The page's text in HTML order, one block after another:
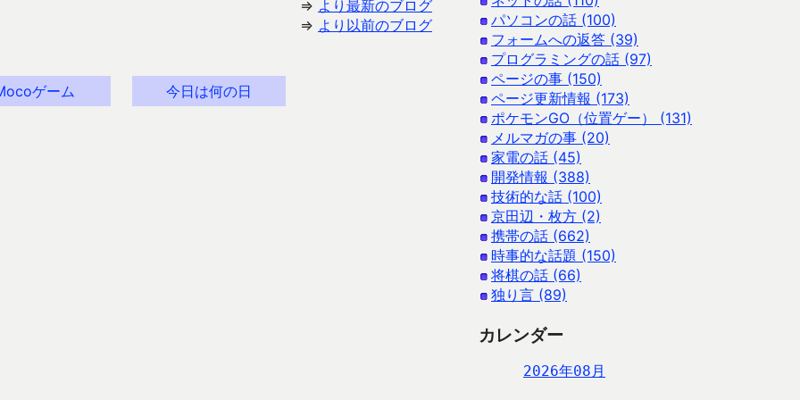
⇒ より最新のブログ
⇒ より以前のブログ
ゲーム 今日は何の日
パソコンの話 (100)
フォームへの返答 (39)
プログラミングの話 (97)
ページの事 (150)
ページ更新情報 (173)
ポケモンGO（位置ゲー） (131)
メルマガの事 (20)
家電の話 (45)
開発情報 (388)
技術的な話 (100)
京田辺・枚方 (2)
携帯の話 (662)
時事的な話題 (150)
将棋の話 (66)
独り言 (89)
カレンダー
2026年08月